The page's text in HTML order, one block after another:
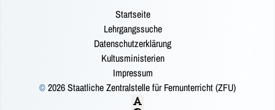
Startseite
Lehrgangssuche
Datenschutzerklärung
Kultusministerien
Impressum
©2026 Staatliche Zentralstelle für Fernunterricht (ZFU)